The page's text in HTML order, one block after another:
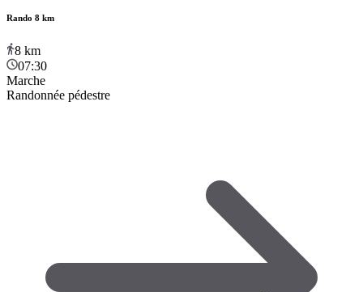
Rando 8 km
8 km
07:30
Marche
Randonnée pédestre